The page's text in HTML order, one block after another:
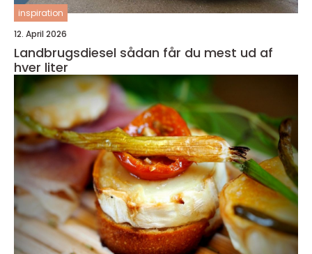
inspiration
12. April 2026
Landbrugsdiesel sådan får du mest ud af
hver liter